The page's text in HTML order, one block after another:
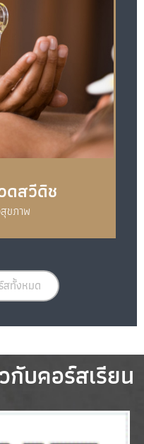
ดสวีดิช
ขภาพ
สทั้งหมด
กับคอร์สเรียน